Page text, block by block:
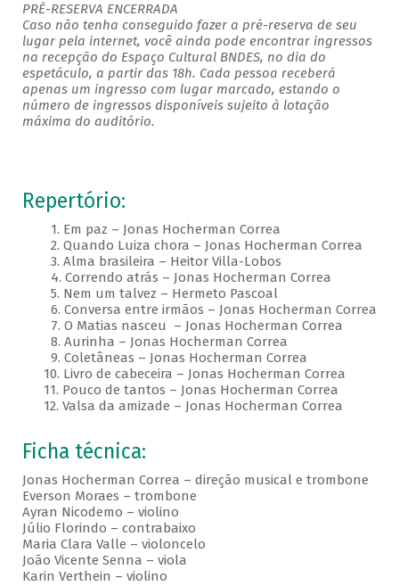
PRÉ-RESERVA ENCERRADA
Caso não tenha conseguido fazer a pré-reserva de seu
lugar pela internet, você ainda pode encontrar ingressos
na recepção do Espaço Cultural BNDES, no dia do
espetáculo, a partir das 18h. Cada pessoa receberá
apenas um ingresso com lugar marcado, estando o
número de ingressos disponíveis sujeito à lotação
máxima do auditório.
Repertório:
1. Em paz – Jonas Hocherman Correa
2. Quando Luiza chora – Jonas Hocherman Correa
3. Alma brasileira – Heitor Villa-Lobos
4. Correndo atrás – Jonas Hocherman Correa
5. Nem um talvez – Hermeto Pascoal
6. Conversa entre irmãos – Jonas Hocherman Correa
7. O Matias nasceu – Jonas Hocherman Correa
8. Aurinha – Jonas Hocherman Correa
9. Coletâneas – Jonas Hocherman Correa
10. Livro de cabeceira – Jonas Hocherman Correa
11. Pouco de tantos – Jonas Hocherman Correa
12. Valsa da amizade – Jonas Hocherman Correa
Ficha técnica:
Jonas Hocherman Correa – direção musical e trombone
Everson Moraes – trombone
Ayran Nicodemo – violino
Júlio Florindo – contrabaixo
Maria Clara Valle – violoncelo
João Vicente Senna – viola
Karin Verthein – violino